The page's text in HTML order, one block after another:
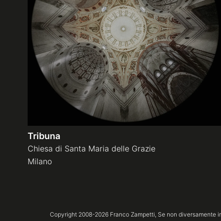
Tribuna
Chiesa di Santa Maria delle Grazie
Milano
Copyright 2008-2026Franco Zampetti, Se non diversamente